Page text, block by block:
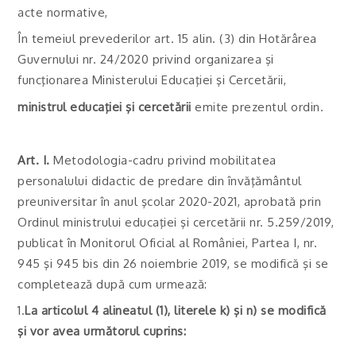
acte normative,
În temeiul prevederilor art. 15 alin. (3) din Hotărârea
Guvernului nr. 24/2020 privind organizarea şi
funcţionarea Ministerului Educaţiei şi Cercetării,
ministrul educaţiei şi cercetării emite prezentul ordin.
Art. I.Metodologia-cadru privind mobilitatea
personalului didactic de predare din învăţământul
preuniversitar în anul şcolar 2020-2021, aprobată prin
Ordinul ministrului educaţiei şi cercetării nr. 5.259/2019,
publicat în Monitorul Oficial al României, Partea I, nr.
945 şi 945 bis din 26 noiembrie 2019, se modifică şi se
completează după cum urmează:
1.La articolul 4 alineatul (1), literele k) şi n) se modifică
şi vor avea următorul cuprins: